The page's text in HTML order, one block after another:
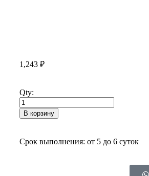
1,243 ₽
Qty:
В корзину
Срок выполнения: от 5 до 6 суток